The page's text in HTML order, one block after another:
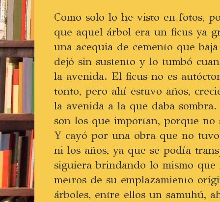
Como solo lo he visto en fotos,
que aquel árbol era un ficus ya
una acequia de cemento que
dejó sin sustento y lo tumbó
la avenida. El ficus no es
tonto, pero ahí estuvo años,
la avenida a la que daba
son los que importan, porque no
Y cayó por una obra que no
ni los años, ya que se podía
siguiera brindando lo mismo que
metros de su emplazamiento
árboles, entre ellos un samuhú,